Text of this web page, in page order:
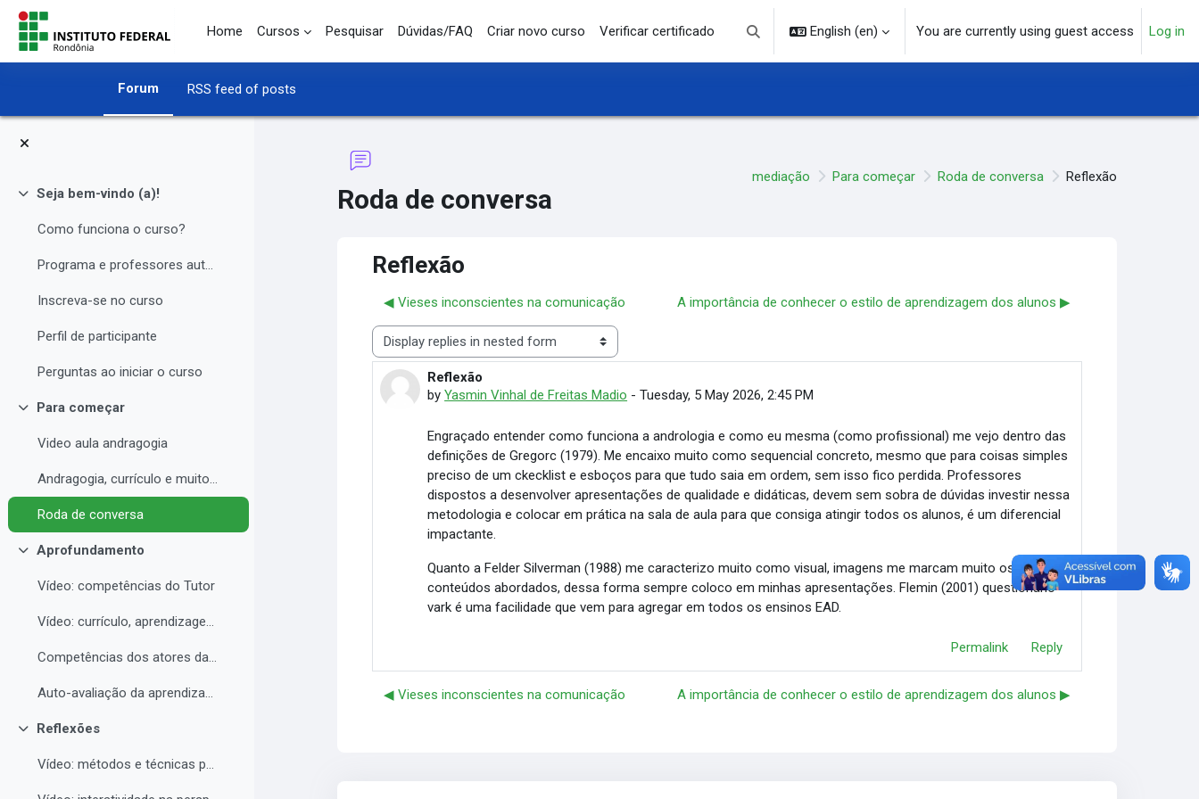
Skip to main content
Home
Cursos Pesquisar Dúvidas/FAQ Criar novo curso Verificar certificado
Toggle search input
English ‎(en)‎ You are currently using guest access Log in
Forum RSS feed of posts
Collapse
Seja bem-vindo (a)!
Como funciona o curso?
Programa e professores autores
Inscreva-se no curso
Perfil de participante
Perguntas ao iniciar o curso
Collapse
Para começar
Video aula andragogia
Andragogia, currículo e muito mais
Roda de conversa
Collapse
Aprofundamento
Vídeo: competências do Tutor
Vídeo: currículo, aprendizagem e docência para EAD
Competências dos atores da educação a distância professor, tutor e aluno
Auto-avaliação da aprendizagem
Collapse
Reflexões
Vídeo: métodos e técnicas para EAD
Roda de conversa
mediação Para começar Roda de conversa Reflexão
Reflexão
◀︎ Vieses inconscientes na comunicação A importância de conhecer o estilo de aprendizagem dos alunos ▶︎
Display mode
Reflexão
byYasmin Vinhal de Freitas Madio -Tuesday, 5 May 2026, 2:45 PM
Number of replies: 0
Engraçado entender como funciona a andrologia e como eu mesma (como profissional) me vejo dentro das
definições de Gregorc (1979). Me encaixo muito como sequencial concreto, mesmo que para coisas simples
preciso de um ckecklist e esboços para que tudo saia em ordem, sem isso fico perdida. Professores
dispostos a desenvolver apresentações de qualidade e didáticas, devem sem sobra de dúvidas investir nessa
metodologia e colocar em prática na sala de aula para que consiga atingir todos os alunos, é um diferencial
impactante.
Quanto a Felder Silverman (1988) me caracterizo muito como visual, imagens me marcam muito os
conteúdos abordados, dessa forma sempre coloco em minhas apresentações. Flemin (2001) questionário
vark é uma facilidade que vem para agregar em todos os ensinos EAD.
Permalink Reply
◀︎ Vieses inconscientes na comunicação A importância de conhecer o estilo de aprendizagem dos alunos ▶︎